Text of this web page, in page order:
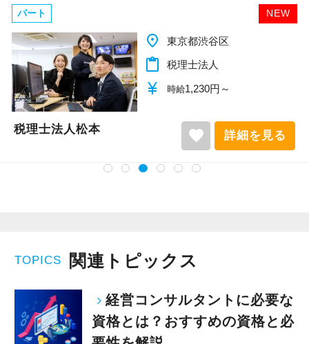
NEW
パート
place 千葉県柏市
content_paste 税理士法人
currency_yen 時給1,140円～
税理士法人松本 favorite 詳細を見る
TOPICS 関連トピックス
経営コンサルタントに必要な
資格とは？おすすめの資格と必